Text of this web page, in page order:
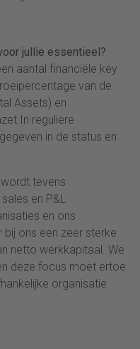
jullie essentieel?
aantal financiële key
van de
Assets) en
reguliere
in de status en
tevens
en P&L
en ons
ons een zeer sterke
netto werkkapitaal. We
deze focus moet ertoe
organisatie